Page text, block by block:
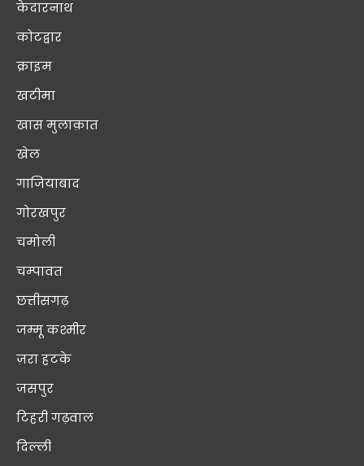
केदारनाथ
कोटद्वार
क्राइम
खटीमा
खास मुलाक़ात
खेल
गाजियाबाद
गोरखपुर
चमोली
चम्पावत
छत्तीसगढ़
जम्मू कश्मीर
ज़रा हटके
जसपुर
टिहरी गढ़वाल
दिल्ली